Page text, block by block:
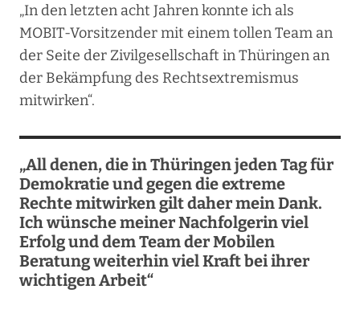
„In den letzten acht Jahren konnte ich als
MOBIT-Vorsitzender mit einem tollen Team an
der Seite der Zivilgesellschaft in Thüringen an
der Bekämpfung des Rechtsextremismus
mitwirken“.
„All denen, die in Thüringen jeden Tag für
Demokratie und gegen die extreme
Rechte mitwirken gilt daher mein Dank.
Ich wünsche meiner Nachfolgerin viel
Erfolg und dem Team der Mobilen
Beratung weiterhin viel Kraft bei ihrer
wichtigen Arbeit“